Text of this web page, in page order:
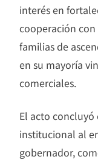
interés en
cooperación con
familias de
en su mayoría
comerciales.
El acto
institucional al
gobernador,